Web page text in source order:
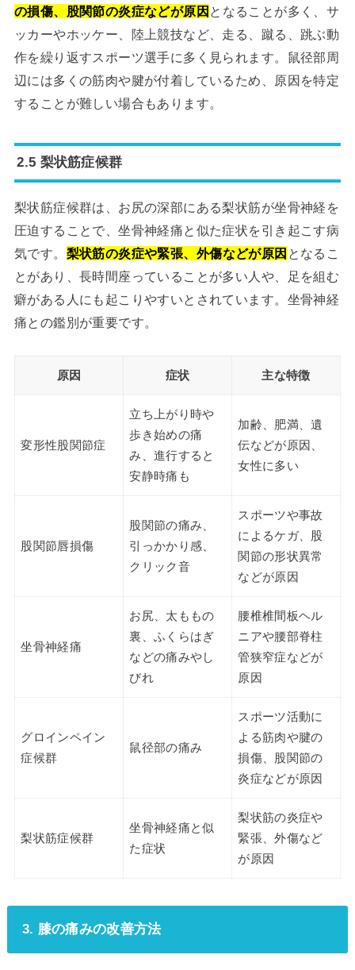
の損傷、股関節の炎症などが原因 となることが多く、サ
ッカーやホッケー、陸上競技など、走る、蹴る、跳ぶ動
作を繰り返すスポーツ選手に多く見られます。鼠径部周
辺には多くの筋肉や腱が付着しているため、原因を特定
することが難しい場合もあります。
2.5 梨状筋症候群
梨状筋症候群は、お尻の深部にある梨状筋が坐骨神経を
圧迫することで、坐骨神経痛と似た症状を引き起こす病
気です。 梨状筋の炎症や緊張、外傷などが原因 となるこ
とがあり、長時間座っていることが多い人や、足を組む
癖がある人にも起こりやすいとされています。坐骨神経
痛との鑑別が重要です。
原因 症状 主な特徴
変形性股関節症
立ち上がり時や
歩き始めの痛
み、進行すると
安静時痛も
加齢、肥満、遺
伝などが原因、
女性に多い
股関節唇損傷
股関節の痛み、
引っかかり感、
クリック音
スポーツや事故
によるケガ、股
関節の形状異常
などが原因
坐骨神経痛
お尻、太ももの
裏、ふくらはぎ
などの痛みやし
びれ
腰椎椎間板ヘル
ニアや腰部脊柱
管狭窄症などが
原因
グロインペイン
症候群
鼠径部の痛み
スポーツ活動に
よる筋肉や腱の
損傷、股関節の
炎症などが原因
梨状筋症候群
坐骨神経痛と似
た症状
梨状筋の炎症や
緊張、外傷など
が原因
3. 膝の痛みの改善方法